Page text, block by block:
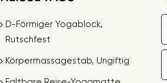
D-Förmiger Yogablock,
Rutschfest
Körpermassagestab, Ungiftig